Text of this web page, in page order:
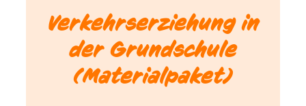
Verkehrserziehung in
der Grundschule
(Materialpaket)